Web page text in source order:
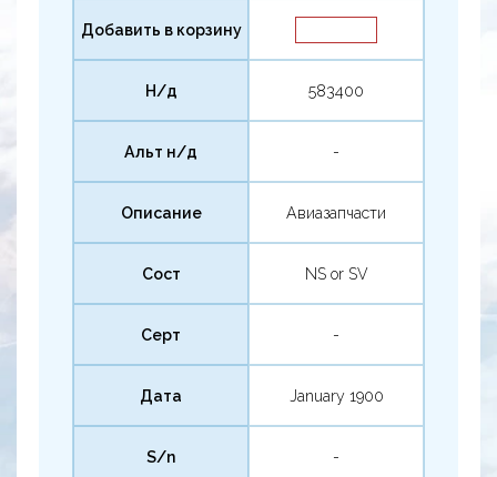
Добавить в корзину
Н/д 583400
Альт н/д -
Описание Авиазапчасти
Сост NS or SV
Серт -
Дата January 1900
S/n -